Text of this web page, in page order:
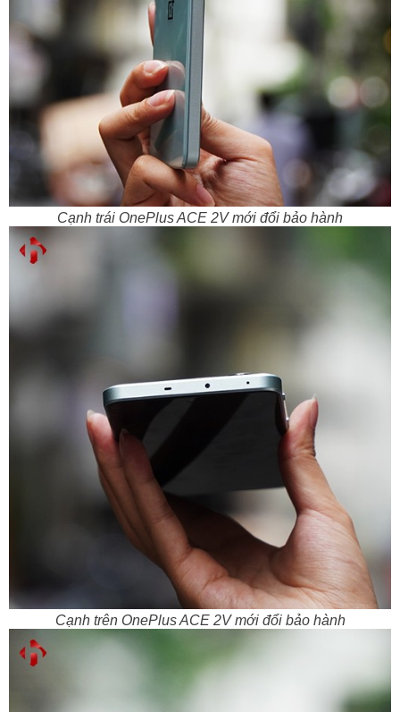
Cạnh trái OnePlus ACE 2V mới đổi bảo hành
Cạnh trên OnePlus ACE 2V mới đổi bảo hành